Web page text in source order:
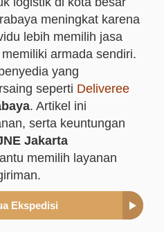
meningkat karena
lebih memilih jasa
armada sendiri.
yang
seperti Deliveree
. Artikel ini
serta keuntungan
Jakarta
memilih layanan
Ekspedisi